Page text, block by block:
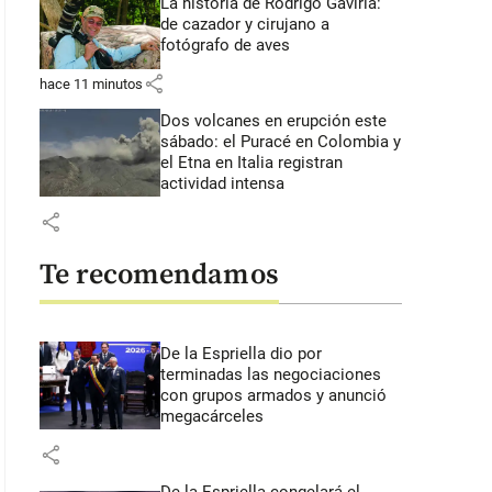
de cazador y cirujano a
fotógrafo de aves
hace 11 minutos share
Dos volcanes en erupción este
sábado: el Puracé en Colombia y
el Etna en Italia registran
actividad intensa
share
Te recomendamos
De la Espriella dio por
terminadas las negociaciones
con grupos armados y anunció
megacárceles
share